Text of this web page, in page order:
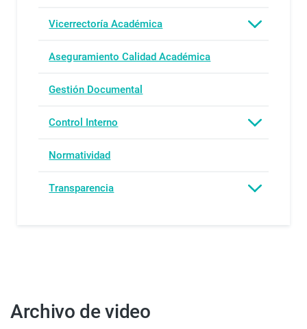
Vicerrectoría Académica
Aseguramiento Calidad Académica
Gestión Documental
Control Interno
Normatividad
Transparencia
Archivo de video